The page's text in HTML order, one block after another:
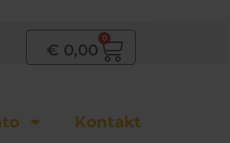
€ 0,00
0
Kontakt